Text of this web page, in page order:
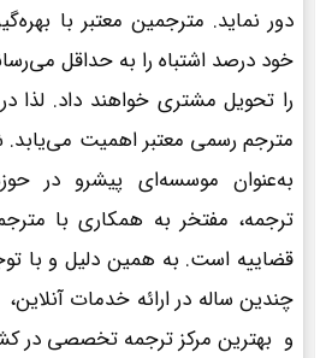
دور نماید. مترجمین معتبر با
خود درصد اشتباه را به حداقل
را تحویل مشتری خواهند داد. لذا در
مترجم رسمی معتبر اهمیت می‌یابد.
به‌عنوان موسسه‌ای پیشرو در
ترجمه، مفتخر به همکاری با
قضاییه است. به همین دلیل و با
چندین ساله در ارائه خدمات
و بهترین مرکز ترجمه تخصصی در